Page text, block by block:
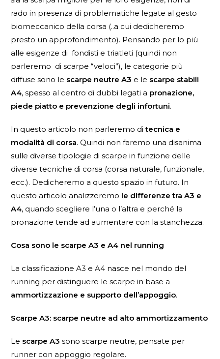
rado in presenza di problematiche legate al gesto
biomeccanico della corsa (..a cui dedicheremo
presto un approfondimento). Pensando per lo più
alle esigenze di fondisti e triatleti (quindi non
parleremo di scarpe “veloci”), le categorie più
diffuse sono le scarpe neutre A3 e le scarpe stabili
A4, spesso al centro di dubbi legati a pronazione,
piede piatto e prevenzione degli infortuni.
In questo articolo non parleremo ditecnica e
modalità di corsa. Quindi non faremo una disanima
sulle diverse tipologie di scarpe in funzione delle
diverse tecniche di corsa (corsa naturale, funzionale,
ecc.). Dedicheremo a questo spazio in futuro. In
questo articolo analizzeremo le differenze tra A3 e
A4, quando scegliere l’una o l’altra e perché la
pronazione tende ad aumentare con la stanchezza.
Cosa sono le scarpe A3 e A4 nel running
La classificazione A3 e A4 nasce nel mondo del
running per distinguere le scarpe in base a
ammortizzazione e supporto dell’appoggio.
Scarpe A3: scarpe neutre ad alto ammortizzamento
Le scarpe A3 sono scarpe neutre, pensate per
runner con appoggio regolare.